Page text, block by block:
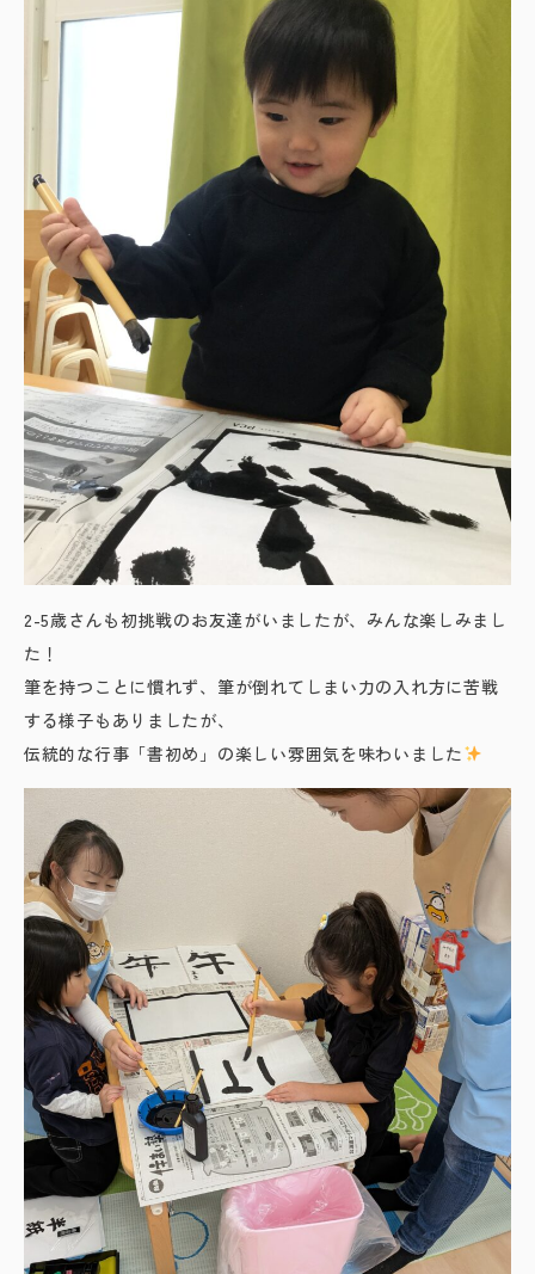
2-5歳さんも初挑戦のお友達がいましたが、みんな楽しみまし
た！
筆を持つことに慣れず、筆が倒れてしまい力の入れ方に苦戦
する様子もありましたが、
伝統的な行事「書初め」の楽しい雰囲気を味わいました